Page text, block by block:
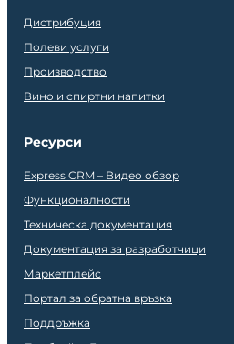
Дистрибуция
Полеви услуги
Производство
Вино и спиртни напитки
Ресурси
Express CRM – Видео обзор
Функционалности
Техническа документация
Документация за разработчици
Маркетплейс
Портал за обратна връзка
Поддръжка